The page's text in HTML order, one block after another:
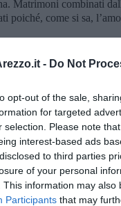
- Do Not
opt-out of the sale,
for targeted
selection. Please note
interest-based ads
to third parties
of your personal
This information may
Participants that may
Matrimoni combinati
poiché, come si sa,
platonico con Pietro
Gonzaga, personaggio
amori violenti
le sue battaglie. Fino alla
è gonfia e nera:
lo volesse toccare; gli
onorevole” così scrive
una corda troppo